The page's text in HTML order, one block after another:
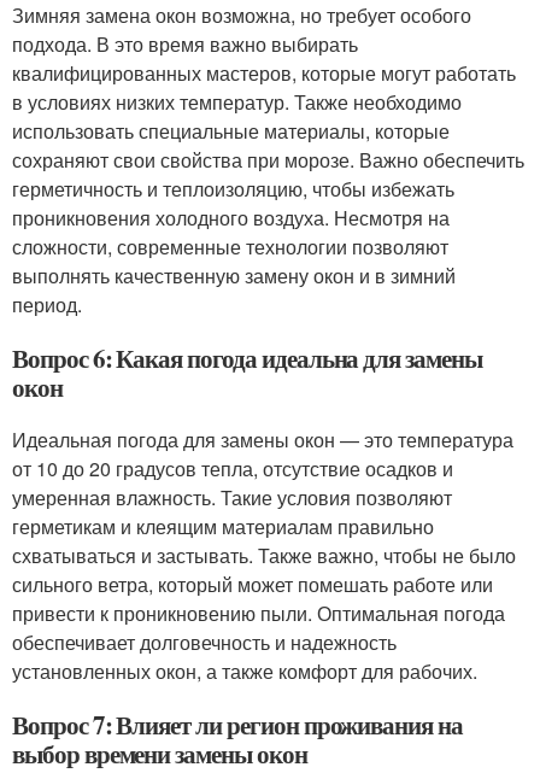
Зимняя замена окон возможна, но требует особого
подхода. В это время важно выбирать
квалифицированных мастеров, которые могут работать
в условиях низких температур. Также необходимо
использовать специальные материалы, которые
сохраняют свои свойства при морозе. Важно обеспечить
герметичность и теплоизоляцию, чтобы избежать
проникновения холодного воздуха. Несмотря на
сложности, современные технологии позволяют
выполнять качественную замену окон и в зимний
период.
Вопрос 6: Какая погода идеальна для замены
окон
Идеальная погода для замены окон — это температура
от 10 до 20 градусов тепла, отсутствие осадков и
умеренная влажность. Такие условия позволяют
герметикам и клеящим материалам правильно
схватываться и застывать. Также важно, чтобы не было
сильного ветра, который может помешать работе или
привести к проникновению пыли. Оптимальная погода
обеспечивает долговечность и надежность
установленных окон, а также комфорт для рабочих.
Вопрос 7: Влияет ли регион проживания на
выбор времени замены окон